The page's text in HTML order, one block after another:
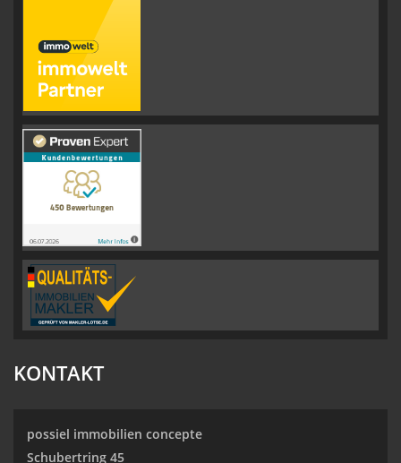
KONTAKT
possiel immobilien concepte
Schubertring 45